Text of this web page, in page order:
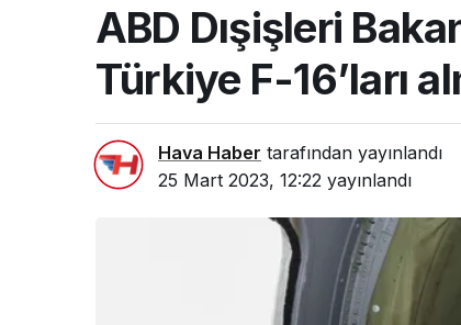
ABD Dışişleri
Türkiye F-16’ları
Hava Haber tarafından yayınlandı
25 Mart 2023, 12:22 yayınlandı